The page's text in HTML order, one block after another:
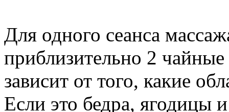
Для одного сеанса
приблизительно 2
зависит от того, какие
Если это бедра, ягодицы